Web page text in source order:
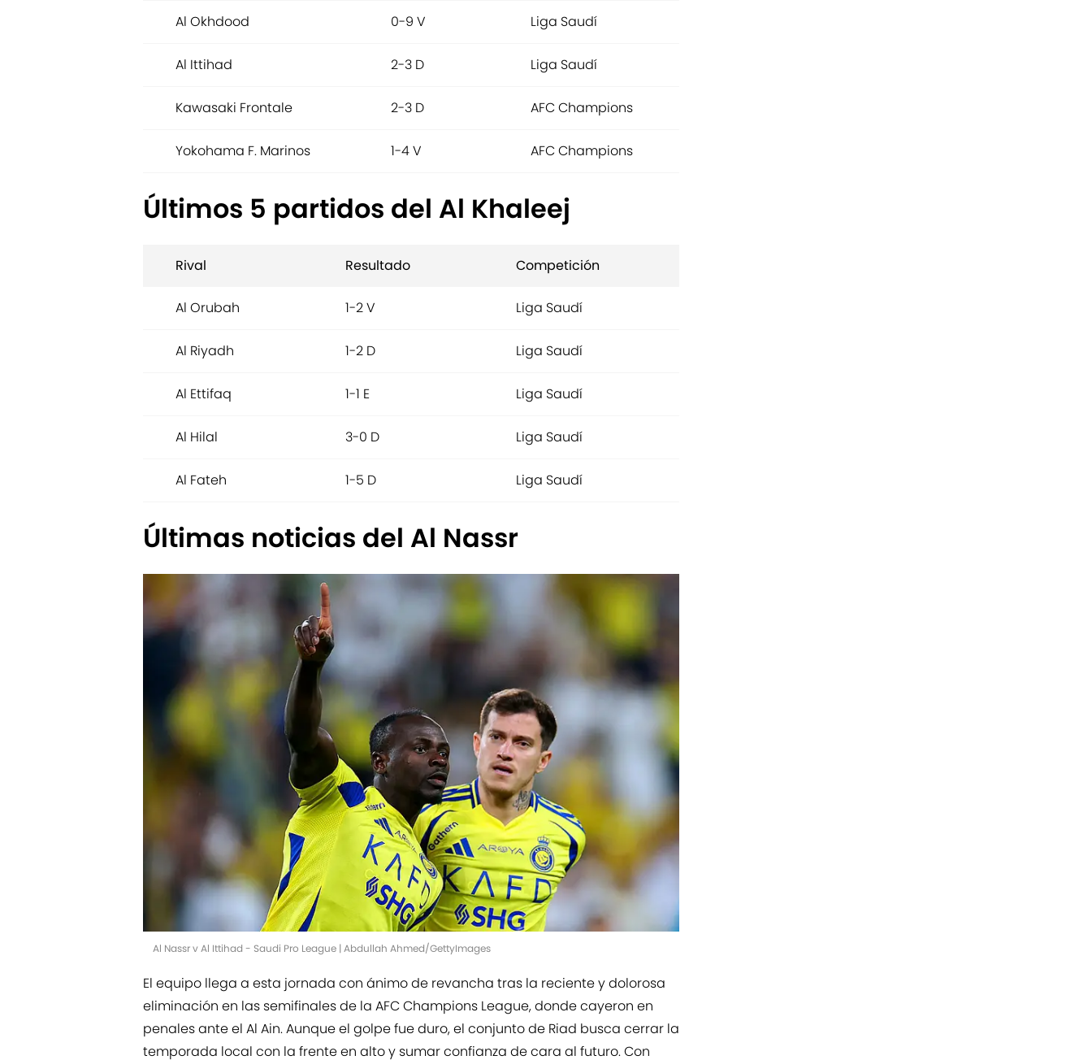
Al Okhdood 0-9 V Liga Saudí
Al Ittihad 2-3 D Liga Saudí
Kawasaki Frontale 2-3 D AFC Champions
Yokohama F. Marinos 1-4 V AFC Champions
Últimos 5 partidos del Al Khaleej
Rival Resultado Competición
Al Orubah 1-2 V Liga Saudí
Al Riyadh 1-2 D Liga Saudí
Al Ettifaq 1-1 E Liga Saudí
Al Hilal 3-0 D Liga Saudí
Al Fateh 1-5 D Liga Saudí
Últimas noticias del Al Nassr
Al Nassr v Al Ittihad - Saudi Pro League | Abdullah Ahmed/GettyImages
El equipo llega a esta jornada con ánimo de revancha tras la reciente y dolorosa
eliminación en las semifinales de la AFC Champions League, donde cayeron en
penales ante el Al Ain. Aunque el golpe fue duro, el conjunto de Riad busca cerrar la
temporada local con la frente en alto y sumar confianza de cara al futuro. Con